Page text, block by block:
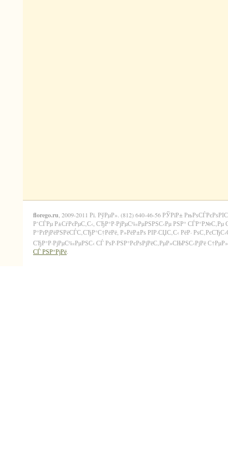
florego.ru , 2009-2011 Рі. РўРµР». (812) 640-46-56 РЎРїР±
Р’СЃРµ Р±СѓРєРµС‚С‹, СЂР°Р·РјРµС‰РµРЅРЅС‹Рµ РЅР°
Р°РґРјРёРЅРёСЃС‚СЂР°С†РёРё, Р»РёР±Рѕ РІР·СЏС‚С‹ РёР·
СЂР°Р·РјРµС‰РµРЅС‹ СЃ РѕР·РЅР°РєРѕРјРёС‚РµР»СЊРЅС‹РјРё
СЃ РЅР°РјРё